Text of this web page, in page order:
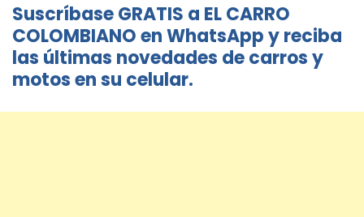
Suscríbase GRATIS a EL CARRO
COLOMBIANO en WhatsApp y reciba
las últimas novedades de carros y
motos en su celular.